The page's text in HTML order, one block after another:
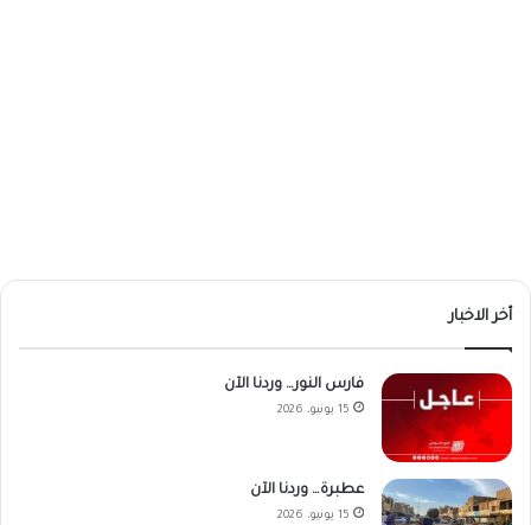
أخر الاخبار
فارس النور… وردنا الآن
15 يونيو، 2026
عطبرة… وردنا الآن
15 يونيو، 2026